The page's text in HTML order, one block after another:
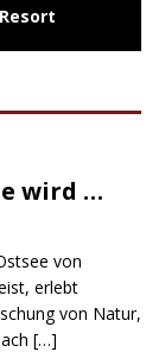
wird …
von
erlebt
von Natur,
[…]